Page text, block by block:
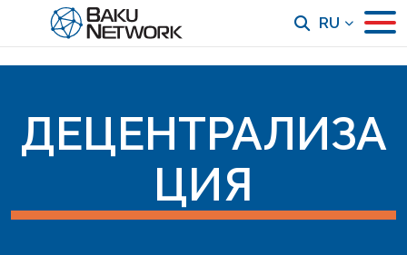
RU
ДЕЦЕНТРАЛИЗА
ЦИЯ